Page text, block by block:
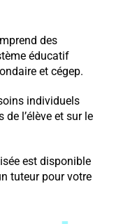
des
éducatif
et cégep.
individuels
l’élève et sur le
est disponible
tuteur pour votre